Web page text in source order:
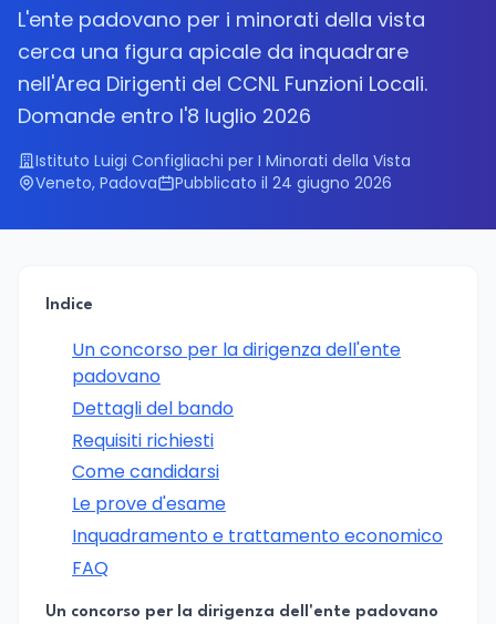
L'ente padovano per i minorati della vista
cerca una figura apicale da inquadrare
nell'Area Dirigenti del CCNL Funzioni Locali.
Domande entro l'8 luglio 2026
Istituto Luigi Configliachi per I Minorati della Vista
Veneto, Padova
Pubblicato il 24 giugno 2026
Indice
Un concorso per la dirigenza dell'ente
padovano
Dettagli del bando
Requisiti richiesti
Come candidarsi
Le prove d'esame
Inquadramento e trattamento economico
FAQ
Un concorso per la dirigenza dell'ente padovano